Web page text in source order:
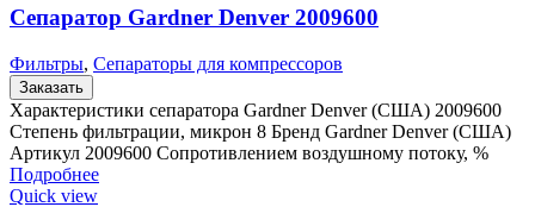
Сепаратор Gardner Denver 2009600
Фильтры, Сепараторы для компрессоров
Заказать
Характеристики сепаратора Gardner Denver (США) 2009600
Степень фильтрации, микрон 8 Бренд Gardner Denver (США)
Артикул 2009600 Сопротивлением воздушному потоку, %
Подробнее
Quick view